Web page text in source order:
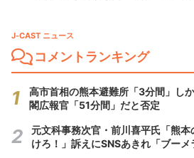
J-CAST ニュース
コメントランキング
高市首相の熊本避難所「3分間」し
閣広報官「51分間」だと否定
元文科事務次官・前川喜平氏「熊
けろ！」訴えにSNSあきれ「ブーメ